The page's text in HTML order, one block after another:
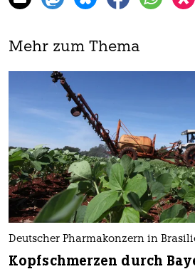
Mehr zum Thema
Deutscher Pharmakonzern in
Kopfschmerzen durch